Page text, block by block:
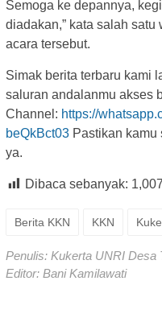
Semoga ke depannya,
diadakan,” kata salah
acara tersebut.
Simak berita terbaru kami
saluran andalanmu akses
Channel: https://
beQkBct03 Pastikan
ya.
Dibaca sebanyak: 1,007
Berita KKN KKN
Penulis: Kukerta UNRI Desa
Editor: Bani Kamilawati